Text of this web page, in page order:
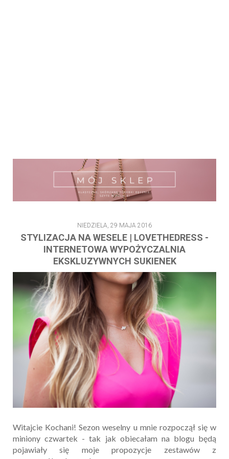
NIEDZIELA, 29 MAJA 2016
STYLIZACJA NA WESELE | LOVETHEDRESS -
INTERNETOWA WYPOŻYCZALNIA
EKSKLUZYWNYCH SUKIENEK
Witajcie Kochani! Sezon weselny u mnie rozpoczął się w
miniony czwartek - tak jak obiecałam na blogu będą
pojawiały się moje propozycje zestawów z